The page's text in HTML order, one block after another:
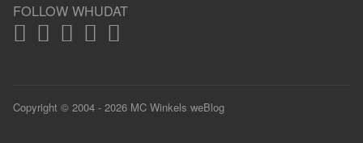
FOLLOW WHUDAT
Copyright © 2004 - 2026 MC Winkels weBlog